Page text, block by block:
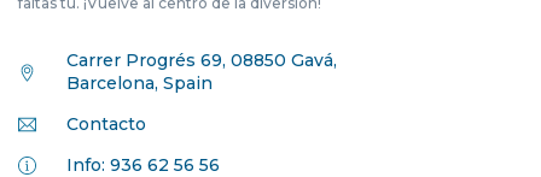
Carrer Progrés 69, 08850 Gavá,
Barcelona, Spain
Contacto
Info: 936 62 56 56